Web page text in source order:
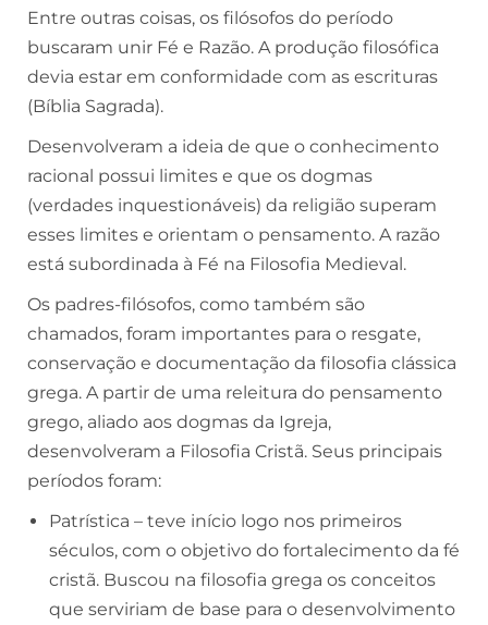
Entre outras coisas, os filósofos do período
buscaram unir Fé e Razão. A produção filosófica
devia estar em conformidade com as escrituras
(Bíblia Sagrada).
Desenvolveram a ideia de que o conhecimento
racional possui limites e que os dogmas
(verdades inquestionáveis) da religião superam
esses limites e orientam o pensamento. A razão
está subordinada à Fé na Filosofia Medieval.
Os padres-filósofos, como também são
chamados, foram importantes para o resgate,
conservação e documentação da filosofia clássica
grega. A partir de uma releitura do pensamento
grego, aliado aos dogmas da Igreja,
desenvolveram a Filosofia Cristã. Seus principais
períodos foram:
Patrística – teve início logo nos primeiros
séculos, com o objetivo do fortalecimento da fé
cristã. Buscou na filosofia grega os conceitos
que serviriam de base para o desenvolvimento